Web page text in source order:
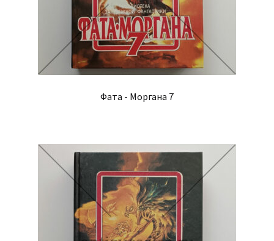
Фата - Моргана 7